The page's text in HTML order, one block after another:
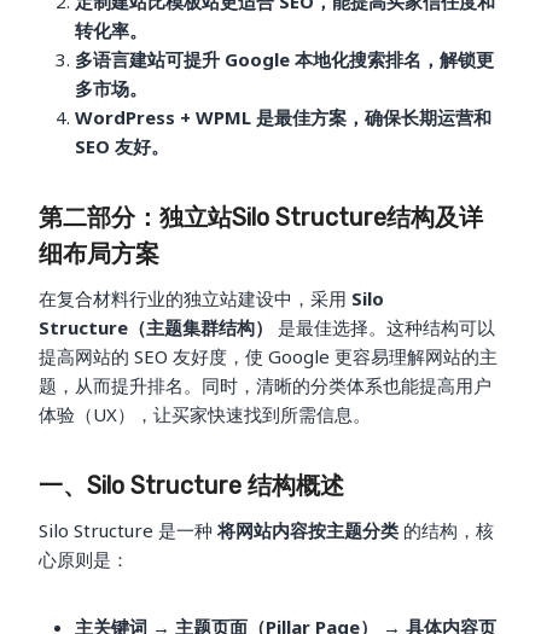
转化率。
多语言建站可提升 Google 本地化搜索排名，解锁更
多市场。
WordPress + WPML 是最佳方案，确保长期运营和
SEO 友好。
第二部分：独立站Silo Structure结构及详
细布局方案
在复合材料行业的独立站建设中，采用 Silo
Structure（主题集群结构）
是最佳选择。这种结构可以
提高网站的 SEO 友好度，使 Google 更容易理解网站的主
题，从而提升排名。同时，清晰的分类体系也能提高用户
体验（UX），让买家快速找到所需信息。
一、Silo Structure 结构概述
Silo Structure 是一种将网站内容按主题分类 的结构，核
心原则是：
主关键词 → 主题页面（Pillar Page） → 具体内容页